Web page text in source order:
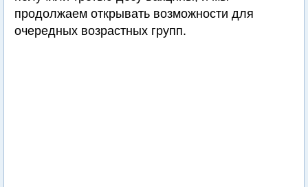
продолжаем открывать возможности для
очередных возрастных групп.